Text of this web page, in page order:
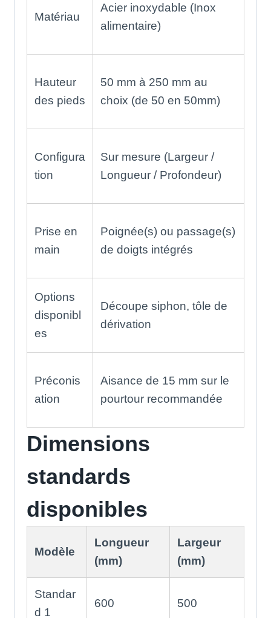
Matériau
Acier inoxydable (Inox
alimentaire)
Hauteur
des pieds
50 mm à 250 mm au
choix (de 50 en 50mm)
Configura
tion
Sur mesure (Largeur /
Longueur / Profondeur)
Prise en
main
Poignée(s) ou passage(s)
de doigts intégrés
Options
disponibl
es
Découpe siphon, tôle de
dérivation
Préconis
ation
Aisance de 15 mm sur le
pourtour recommandée
Dimensions
standards
disponibles
Modèle
Longueur
(mm)
Largeur
(mm)
Standar
d 1
600 500